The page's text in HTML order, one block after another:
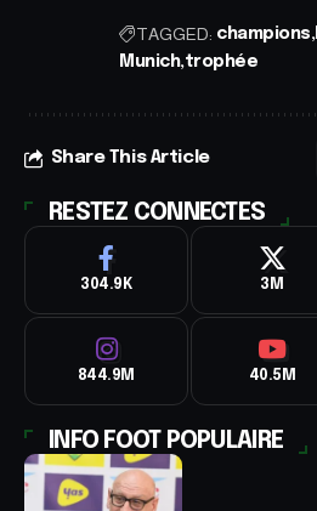
TAGGED: champions
Munich trophée
Share This Article
RESTEZ CONNECTES
304.9K 3M
844.9M 40.5M
INFO FOOT POPULAIRE